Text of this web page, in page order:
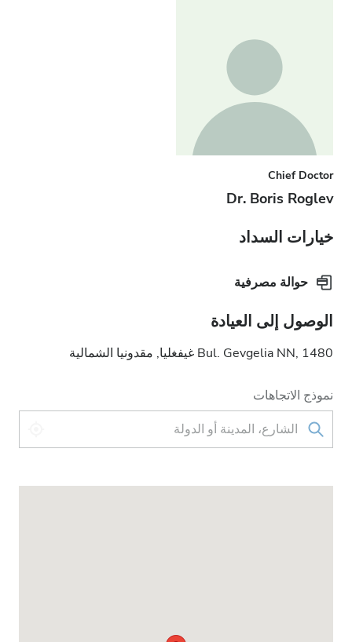
Chief Doctor
Dr. Boris Roglev
خيارات السداد
حوالة مصرفية
الوصول إلى العيادة
Bul. Gevgelia NN, 1480 غيفغليا, مقدونيا الشمالية
نموذج الاتجاهات